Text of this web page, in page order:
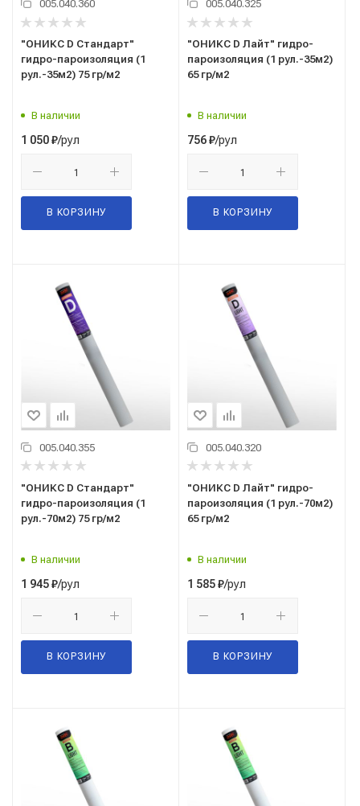
005.040.360
"ОНИКС D Стандарт"
гидро-пароизоляция (1
рул.-35м2) 75 гр/м2
В наличии
1 050₽/рул
В КОРЗИНУ
005.040.325
"ОНИКС D Лайт" гидро-
пароизоляция (1 рул.-35м2)
65 гр/м2
В наличии
756₽/рул
В КОРЗИНУ
005.040.355
"ОНИКС D Стандарт"
гидро-пароизоляция (1
рул.-70м2) 75 гр/м2
В наличии
1 945₽/рул
В КОРЗИНУ
005.040.320
"ОНИКС D Лайт" гидро-
пароизоляция (1 рул.-70м2)
65 гр/м2
В наличии
1 585₽/рул
В КОРЗИНУ